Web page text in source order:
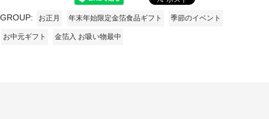
GROUP: お正月 年末年始限定金箔食品ギフト 季節のイベント
お中元ギフト 金箔入 お吸い物最中